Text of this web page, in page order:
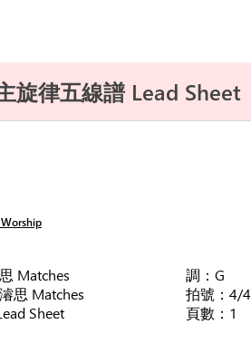
旋律五線譜 Lead Sheet
Matches
思 Matches
Sheet
調：G
拍號：4/4
頁數：1